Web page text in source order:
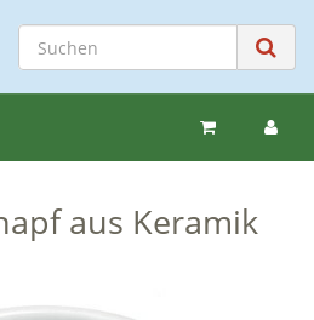
aus Keramik